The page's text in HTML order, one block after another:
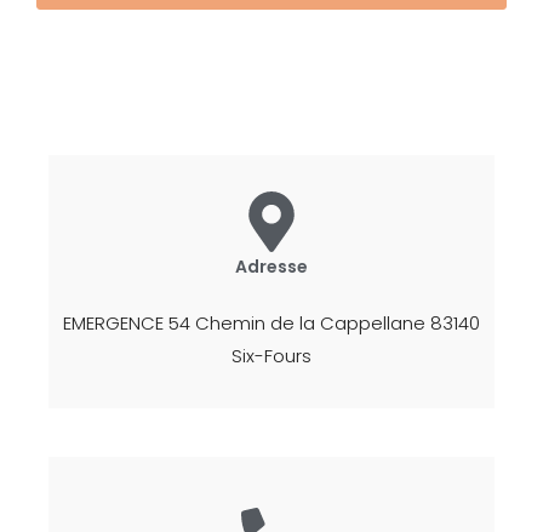
Adresse
EMERGENCE 54 Chemin de la Cappellane 83140
Six-Fours